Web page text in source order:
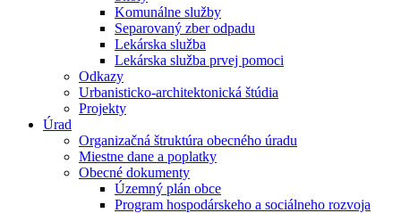
Komunálne služby
Separovaný zber odpadu
Lekárska služba
Lekárska služba prvej pomoci
Odkazy
Urbanisticko-architektonická štúdia
Projekty
Úrad
Organizačná štruktúra obecného úradu
Miestne dane a poplatky
Obecné dokumenty
Územný plán obce
Program hospodárskeho a sociálneho rozvoja